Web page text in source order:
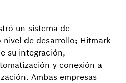
un sistema de
de desarrollo; Hitmark
su integración,
y conexión a
Ambas empresas